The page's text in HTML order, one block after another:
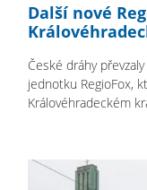
Další nové
České dráhy
jednotku RegioFox,
Královéhradeckém